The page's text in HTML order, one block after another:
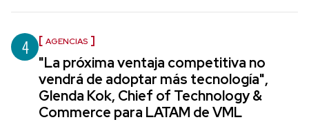
4 AGENCIAS
"La próxima ventaja competitiva no
vendrá de adoptar más tecnología",
Glenda Kok, Chief of Technology &
Commerce para LATAM de VML